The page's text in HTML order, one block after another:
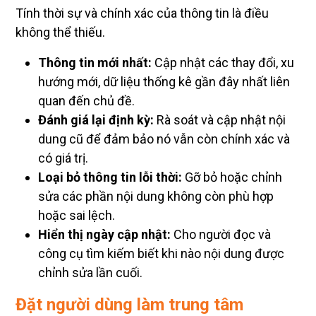
Tính thời sự và chính xác của thông tin là điều
không thể thiếu.
Thông tin mới nhất: Cập nhật các thay đổi, xu
hướng mới, dữ liệu thống kê gần đây nhất liên
quan đến chủ đề.
Đánh giá lại định kỳ: Rà soát và cập nhật nội
dung cũ để đảm bảo nó vẫn còn chính xác và
có giá trị.
Loại bỏ thông tin lỗi thời: Gỡ bỏ hoặc chỉnh
sửa các phần nội dung không còn phù hợp
hoặc sai lệch.
Hiển thị ngày cập nhật: Cho người đọc và
công cụ tìm kiếm biết khi nào nội dung được
chỉnh sửa lần cuối.
Đặt người dùng làm trung tâm